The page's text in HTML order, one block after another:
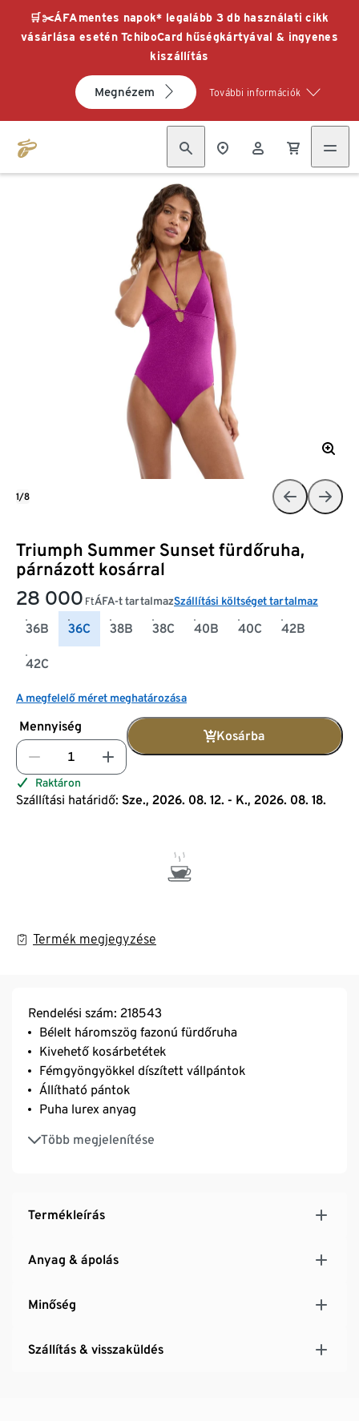
🛒✂️ÁFAmentes napok* legalább 3 db használati cikk
vásárlása esetén TchiboCard hűségkártyával & ingyenes
kiszállítás
Megnézem További információk
Triumph Summer Sunset fürdőruha,
párnázott kosárral
28 000 FtÁFA-t tartalmazSzállítási költséget tartalmaz
36B 36C 38B 38C 40B 40C 42B
42C
A megfelelő méret meghatározása
Mennyiség
Kosárba
Raktáron
Szállítási határidő: Sze., 2026. 08. 12. - K., 2026. 08. 18.
Termék megjegyzése
1/8
Rendelési szám: 218543
Bélelt háromszög fazonú fürdőruha
Kivehető kosárbetétek
Fémgyöngyökkel díszített vállpántok
Állítható pántok
Puha lurex anyag
Több megjelenítése
Ez a termék legalább 54% GRS minősített
újrahasznosított poliamidot tartalmaz, a minősítést
Termékleírás
Anyag & ápolás
Minőség
Szállítás & visszaküldés